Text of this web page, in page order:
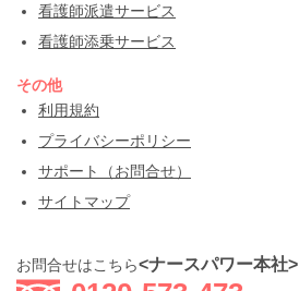
看護師派遣サービス
看護師添乗サービス
その他
利用規約
プライバシーポリシー
サポート（お問合せ）
サイトマップ
お問合せはこちら<ナースパワー本社>